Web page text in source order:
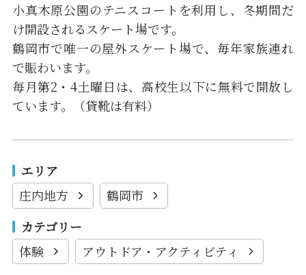
小真木原公園のテニスコートを利用し、冬期間だ
け開設されるスケート場です。
鶴岡市で唯一の屋外スケート場で、毎年家族連れ
で賑わいます。
毎月第2・4土曜日は、高校生以下に無料で開放し
ています。（貸靴は有料）
エリア
庄内地方
鶴岡市
カテゴリー
体験
アウトドア・アクティビティ